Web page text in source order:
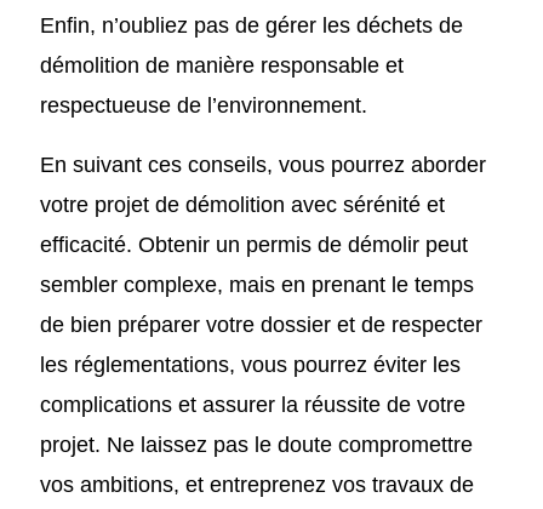
Enfin, n’oubliez pas de gérer les déchets de
démolition de manière responsable et
respectueuse de l’environnement.
En suivant ces conseils, vous pourrez aborder
votre projet de démolition avec sérénité et
efficacité. Obtenir un permis de démolir peut
sembler complexe, mais en prenant le temps
de bien préparer votre dossier et de respecter
les réglementations, vous pourrez éviter les
complications et assurer la réussite de votre
projet. Ne laissez pas le doute compromettre
vos ambitions, et entreprenez vos travaux de